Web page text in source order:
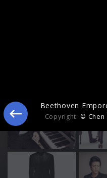
Beethoven
Copyright: © Chen